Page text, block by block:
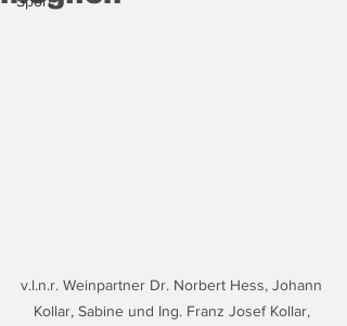
v.l.n.r. Weinpartner Dr. Norbert Hess, Johann
Kollar, Sabine und Ing. Franz Josef Kollar,